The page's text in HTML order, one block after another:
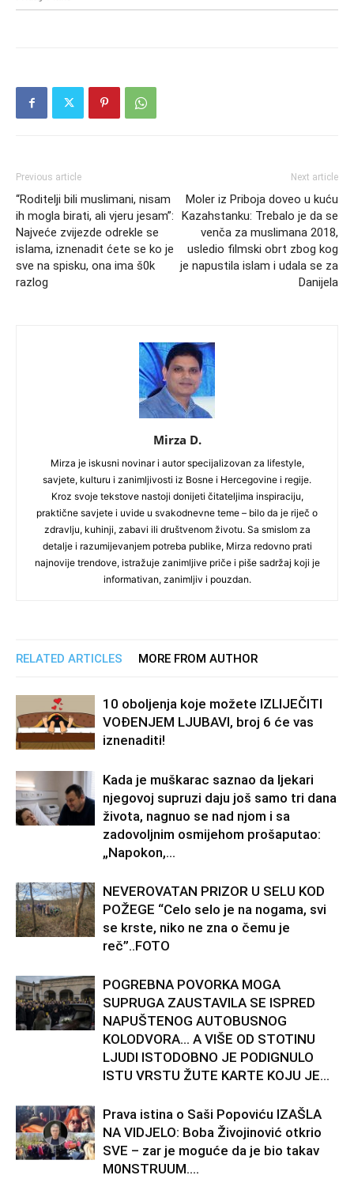
Previous article
“Roditelji bili muslimani, nisam
ih mogla birati, ali vjeru jesam”:
Najveće zvijezde odrekle se
isIama, iznenadit ćete se ko je
sve na spisku, ona ima š0k
razlog
Next article
Moler iz Priboja doveo u kuću
Kazahstanku: Trebalo je da se
venča za muslimana 2018,
usledio filmski obrt zbog kog
je napustila islam i udala se za
Danijela
Mirza D.
Mirza je iskusni novinar i autor specijalizovan za lifestyle,
savjete, kulturu i zanimljivosti iz Bosne i Hercegovine i regije.
Kroz svoje tekstove nastoji donijeti čitateljima inspiraciju,
praktične savjete i uvide u svakodnevne teme – bilo da je riječ o
zdravlju, kuhinji, zabavi ili društvenom životu. Sa smislom za
detalje i razumijevanjem potreba publike, Mirza redovno prati
najnovije trendove, istražuje zanimljive priče i piše sadržaj koji je
informativan, zanimljiv i pouzdan.
RELATED ARTICLES MORE FROM AUTHOR
10 oboljenja koje možete IZLIJEČITI
VOĐENJEM LJUBAVI, broj 6 će vas
iznenaditi!
Kada je muškarac saznao da ljekari
njegovoj supruzi daju još samo tri dana
života, nagnuo se nad njom i sa
zadovoljnim osmijehom prošaputao:
„Napokon,...
NEVEROVATAN PRIZOR U SELU KOD
POŽEGE “Celo selo je na nogama, svi
se krste, niko ne zna o čemu je
reč”..FOTO
POGREBNA POVORKA MOGA
SUPRUGA ZAUSTAVILA SE ISPRED
NAPUŠTENOG AUTOBUSNOG
KOLODVORA… A VIŠE OD STOTINU
LJUDI ISTODOBNO JE PODIGNULO
ISTU VRSTU ŽUTE KARTE KOJU JE...
Prava istina o Saši Popoviću IZAŠLA
NA VIDJELO: Boba Živojinović otkrio
SVE – zar je moguće da je bio takav
M0NSTRUUM….